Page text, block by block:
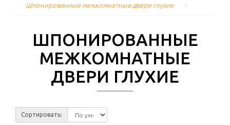
Шпонированные межкомнатные двери глухие
ШПОНИРОВАННЫЕ
МЕЖКОМНАТНЫЕ
ДВЕРИ ГЛУХИЕ
Сортировать: